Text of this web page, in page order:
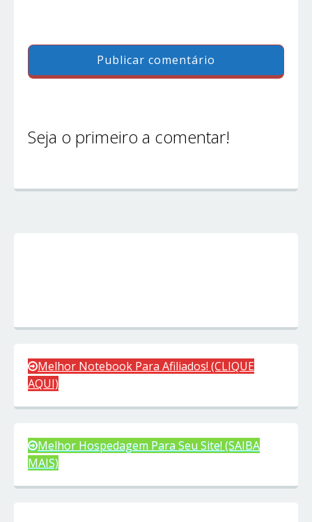
Seja o primeiro a comentar!
Melhor Notebook Para Afiliados! (CLIQUE
AQUI)
Melhor Hospedagem Para Seu Site! (SAIBA
MAIS)